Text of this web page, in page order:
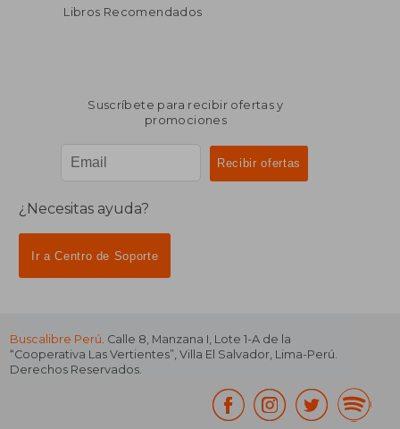
Libros Recomendados
Suscríbete para recibir ofertas y
promociones
¿Necesitas ayuda?
Ir a Centro de Soporte
Buscalibre Perú. Calle 8, Manzana I, Lote 1-A de la
“Cooperativa Las Vertientes”, Villa El Salvador, Lima-Perú.
Derechos Reservados.